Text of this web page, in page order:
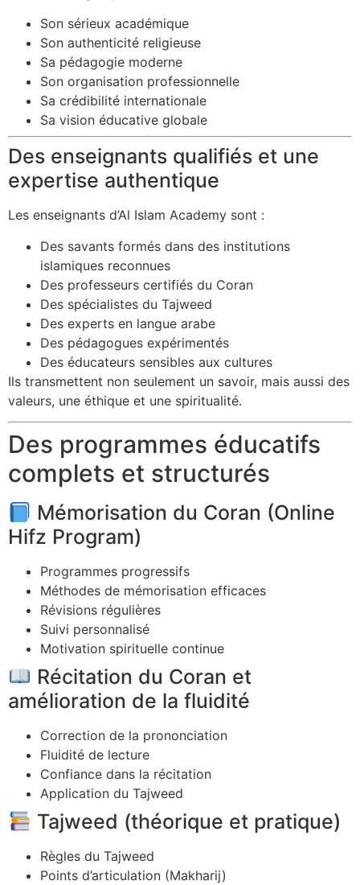
Son sérieux académique
Son authenticité religieuse
Sa pédagogie moderne
Son organisation professionnelle
Sa crédibilité internationale
Sa vision éducative globale
Des enseignants qualifiés et une
expertise authentique
Les enseignants d’Al Islam Academy sont :
Des savants formés dans des institutions
islamiques reconnues
Des professeurs certifiés du Coran
Des spécialistes du Tajweed
Des experts en langue arabe
Des pédagogues expérimentés
Des éducateurs sensibles aux cultures
Ils transmettent non seulement un savoir, mais aussi des
valeurs, une éthique et une spiritualité.
Des programmes éducatifs
complets et structurés
Mémorisation du Coran (Online
Hifz Program)
Programmes progressifs
Méthodes de mémorisation efficaces
Révisions régulières
Suivi personnalisé
Motivation spirituelle continue
Récitation du Coran et
amélioration de la fluidité
Correction de la prononciation
Fluidité de lecture
Confiance dans la récitation
Application du Tajweed
Tajweed (théorique et pratique)
Règles du Tajweed
Points d’articulation (Makharij)